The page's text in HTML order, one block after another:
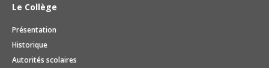
Le Collège
Présentation
Historique
Autorités scolaires